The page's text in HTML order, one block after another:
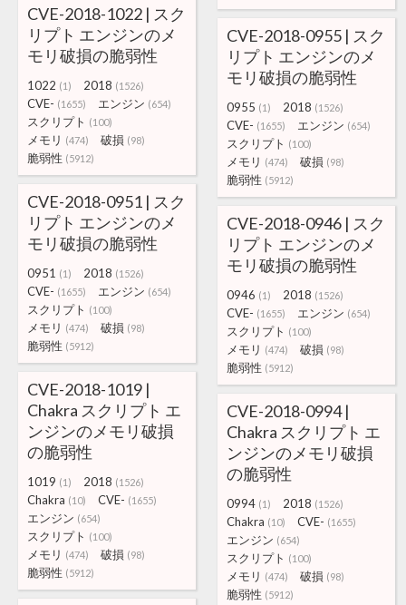
CVE-2018-1022 | スク
リプト エンジンのメ
モリ破損の脆弱性
1022 (1) 2018 (1526)
CVE- (1655) エンジン (654)
スクリプト (100)
メモリ (474) 破損 (98)
脆弱性 (5912)
CVE-2018-0955 | スク
リプト エンジンのメ
モリ破損の脆弱性
0955 (1) 2018 (1526)
CVE- (1655) エンジン (654)
スクリプト (100)
メモリ (474) 破損 (98)
脆弱性 (5912)
CVE-2018-0951 | スク
リプト エンジンのメ
モリ破損の脆弱性
0951 (1) 2018 (1526)
CVE- (1655) エンジン (654)
スクリプト (100)
メモリ (474) 破損 (98)
脆弱性 (5912)
CVE-2018-0946 | スク
リプト エンジンのメ
モリ破損の脆弱性
0946 (1) 2018 (1526)
CVE- (1655) エンジン (654)
スクリプト (100)
メモリ (474) 破損 (98)
脆弱性 (5912)
CVE-2018-1019 |
Chakra スクリプト エ
ンジンのメモリ破損
の脆弱性
1019 (1) 2018 (1526)
Chakra (10) CVE- (1655)
エンジン (654)
スクリプト (100)
メモリ (474) 破損 (98)
脆弱性 (5912)
CVE-2018-0994 |
Chakra スクリプト エ
ンジンのメモリ破損
の脆弱性
0994 (1) 2018 (1526)
Chakra (10) CVE- (1655)
エンジン (654)
スクリプト (100)
メモリ (474) 破損 (98)
脆弱性 (5912)